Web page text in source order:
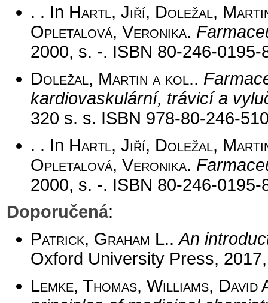
. . In Hartl, Jiří, Doležal,
Opletalová, Veronika.
2000, s. -. ISBN 80-246-0195-
Doležal, Martin a kol..
kardiovaskulární, trávicí a
320 s. s. ISBN 978-80-246-
. . In Hartl, Jiří, Doležal,
Opletalová, Veronika.
2000, s. -. ISBN 80-246-0195-
Doporučená:
Patrick, Graham L..An
Oxford University Press,
Lemke, Thomas, Williams,